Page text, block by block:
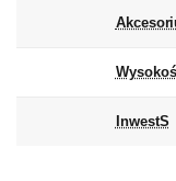
InwestS